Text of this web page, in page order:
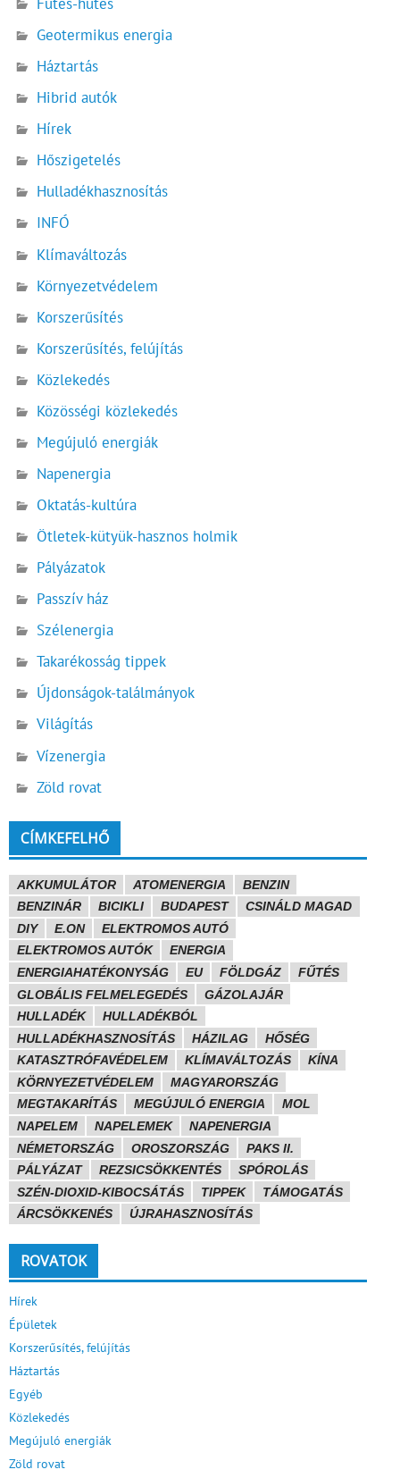
Geotermikus energia
Háztartás
Hibrid autók
Hírek
Hőszigetelés
Hulladékhasznosítás
INFÓ
Klímaváltozás
Környezetvédelem
Korszerűsítés
Korszerűsítés, felújítás
Közlekedés
Közösségi közlekedés
Megújuló energiák
Napenergia
Oktatás-kultúra
Ötletek-kütyük-hasznos holmik
Pályázatok
Passzív ház
Szélenergia
Takarékosság tippek
Újdonságok-találmányok
Világítás
Vízenergia
Zöld rovat
CÍMKEFELHŐ
AKKUMULÁTOR ATOMENERGIA
BENZIN
BENZINÁR
BICIKLI BUDAPEST
CSINÁLD MAGAD
DIY
E.ON
ELEKTROMOS AUTÓ
ELEKTROMOS AUTÓK
ENERGIA
ENERGIAHATÉKONYSÁG
EU FÖLDGÁZ
FŰTÉS
GLOBÁLIS FELMELEGEDÉS
GÁZOLAJÁR
HULLADÉK
HULLADÉKBÓL
HULLADÉKHASZNOSÍTÁS
HÁZILAG
HŐSÉG
KATASZTRÓFAVÉDELEM
KLÍMAVÁLTOZÁS
KÍNA
KÖRNYEZETVÉDELEM
MAGYARORSZÁG
MEGTAKARÍTÁS
MEGÚJULÓ ENERGIA
MOL
NAPELEM
NAPELEMEK
NAPENERGIA
NÉMETORSZÁG
OROSZORSZÁG
PAKS II.
PÁLYÁZAT
REZSICSÖKKENTÉS
SPÓROLÁS
SZÉN-DIOXID-KIBOCSÁTÁS
TIPPEK
TÁMOGATÁS
ÁRCSÖKKENÉS
ÚJRAHASZNOSÍTÁS
ROVATOK
Hírek
Épületek
Korszerűsítés, felújítás
Háztartás
Egyéb
Közlekedés
Megújuló energiák
Zöld rovat